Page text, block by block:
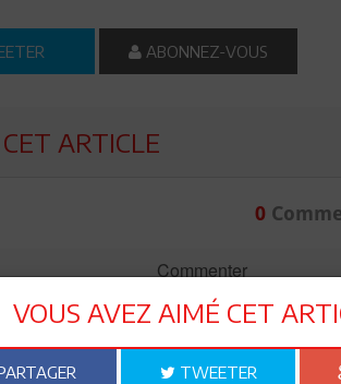
ABONNEZ-VOUS
ARTICLE
0
Commenter
VOUS AVEZ AIMÉ CET
TWEETER